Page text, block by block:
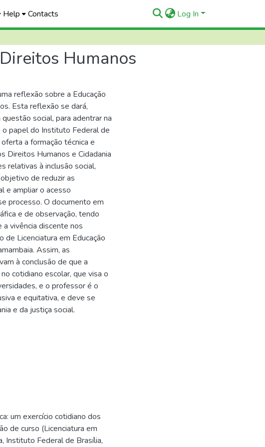
Help Contacts Log In
Humanos
reflexão sobre a Educação
Esta reflexão se dará,
social, para adentrar na
o papel do Instituto Federal de
a formação técnica e
Direitos Humanos e Cidadania
relativas à inclusão social,
de reduzir as
e ampliar o acesso
processo. O documento em
e de observação, tendo
vivência discente nos
Licenciatura em Educação
Assim, as
à conclusão de que a
cotidiano escolar, que visa o
e o professor é o
e equitativa, e deve se
e da justiça social.
um exercício cotidiano dos
de curso (Licenciatura em
Instituto Federal de Brasília,